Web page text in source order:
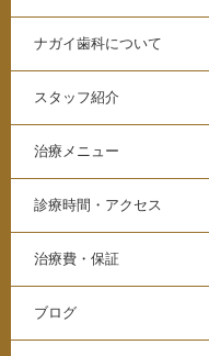
ナガイ歯科について
スタッフ紹介
治療メニュー
診療時間・アクセス
治療費・保証
ブログ